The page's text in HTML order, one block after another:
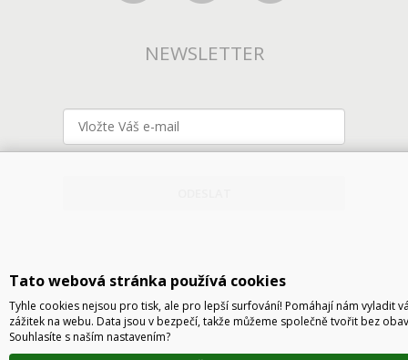
NEWSLETTER
Tato webová stránka používá cookies
Tyhle cookies nejsou pro tisk, ale pro lepší surfování! Pomáhají nám vyladit
zážitek na webu. Data jsou v bezpečí, takže můžeme společně tvořit bez
Souhlasíte s naším nastavením?